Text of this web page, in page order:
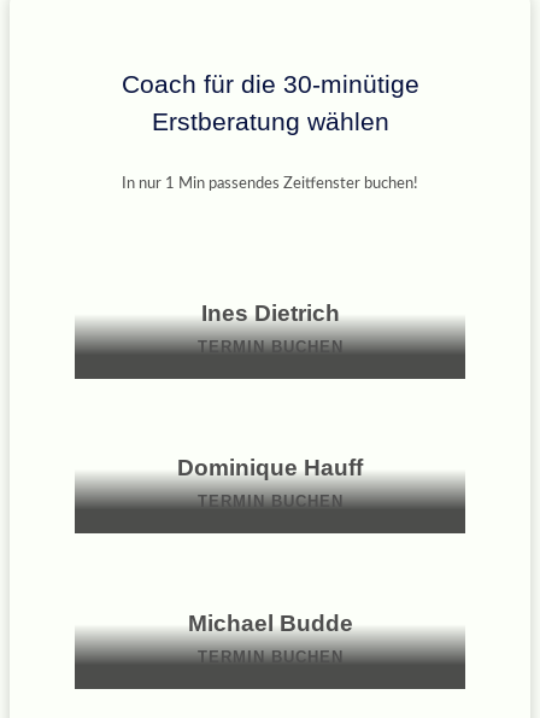
Coach für die 30-minütige
Erstberatung wählen
In nur 1 Min passendes Zeitfenster buchen!
Ines Dietrich
TERMIN BUCHEN
Dominique Hauff
TERMIN BUCHEN
Michael Budde
TERMIN BUCHEN